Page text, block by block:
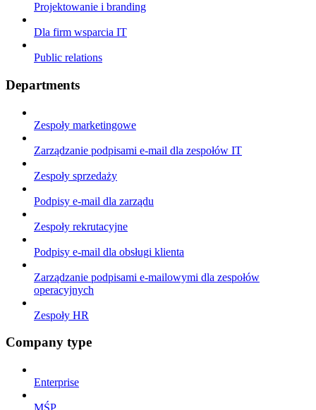
Projektowanie i branding
Dla firm wsparcia IT
Public relations
Departments
Zespoły marketingowe
Zarządzanie podpisami e-mail dla zespołów IT
Zespoły sprzedaży
Podpisy e-mail dla zarządu
Zespoły rekrutacyjne
Podpisy e-mail dla obsługi klienta
Zarządzanie podpisami e-mailowymi dla zespołów
operacyjnych
Zespoły HR
Company type
Enterprise
MŚP